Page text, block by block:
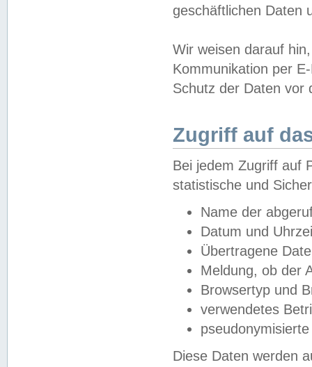
geschäftlichen Daten
Wir weisen darauf
Kommunikation per
Schutz der Daten vor
Zugriff auf
Bei jedem Zugriff auf
statistische und
Name der
Datum und
Übertragene
Meldung, ob der
Browsertyp und
verwendetes
Diese Daten werden